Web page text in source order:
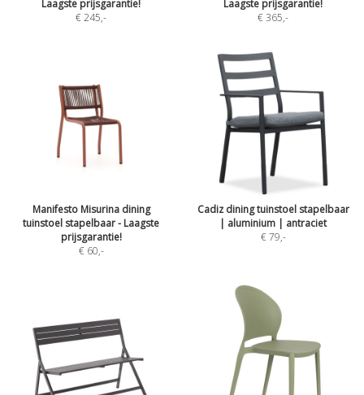
Laagste prijsgarantie!
€ 245,-
Laagste prijsgarantie!
€ 365,-
Manifesto Misurina dining
tuinstoel stapelbaar - Laagste
prijsgarantie!
€ 60,-
Cadiz dining tuinstoel stapelbaar
| aluminium | antraciet
€ 79,-